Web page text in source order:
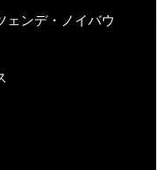
ェンデ・ノイバウ